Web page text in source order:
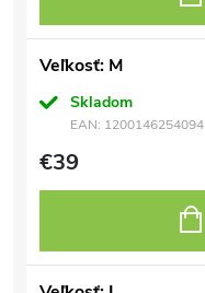
Veľkosť: M
Skladom
EAN: 1200146254094
€39